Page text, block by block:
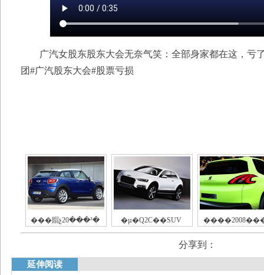
广汽女股东股东大会无奈气笑：全部身家都在这，亏
团#广汽股东大会#股票亏损
���賵չ20���³� �µ�Q2С��SUV
分享到：
延伸阅读